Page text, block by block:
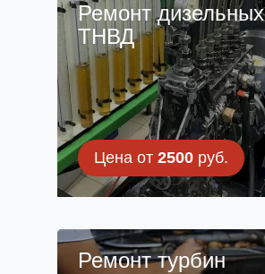
Ремонт дизельных
ТНВД
Цена от 2500руб.
Ремонт турбин